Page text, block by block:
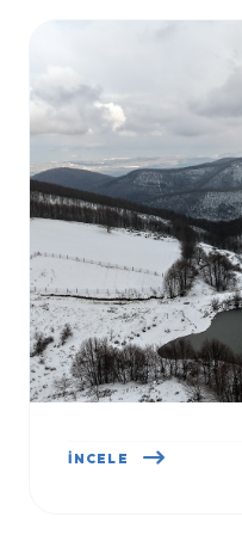
HÖYÜK TEPE
İNCELE